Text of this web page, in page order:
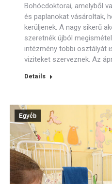
Bohócdoktorai, amelyből
és paplanokat vásároltak,
kerüljenek. A nagy sikerű
szeretnék újból
intézmény többi osztályát
viziteket szerveznek. Az
Details
Egyéb